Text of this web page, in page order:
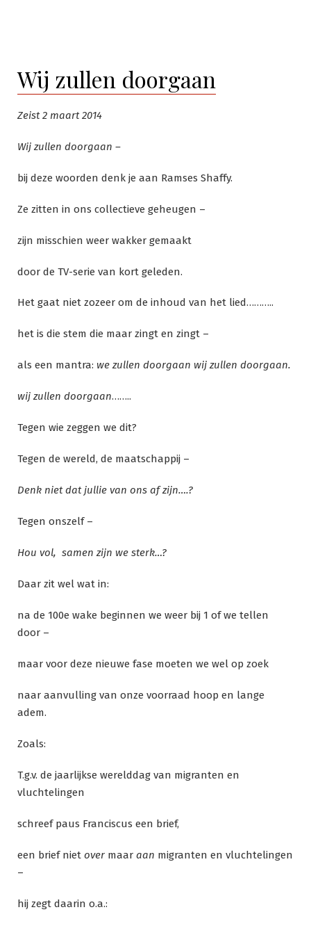
Wij zullen doorgaan
Zeist 2 maart 2014
Wij zullen doorgaan –
bij deze woorden denk je aan Ramses Shaffy.
Ze zitten in ons collectieve geheugen –
zijn misschien weer wakker gemaakt
door de TV-serie van kort geleden.
Het gaat niet zozeer om de inhoud van het lied………..
het is die stem die maar zingt en zingt –
als een mantra: we zullen doorgaan wij zullen doorgaan.
wij zullen doorgaan……..
Tegen wie zeggen we dit?
Tegen de wereld, de maatschappij –
Denk niet dat jullie van ons af zijn….?
Tegen onszelf –
Hou vol, samen zijn we sterk…?
Daar zit wel wat in:
na de 100e wake beginnen we weer bij 1 of we tellen
door –
maar voor deze nieuwe fase moeten we wel op zoek
naar aanvulling van onze voorraad hoop en lange
adem.
Zoals:
T.g.v. de jaarlijkse werelddag van migranten en
vluchtelingen
schreef paus Franciscus een brief,
een brief niet over maar aan migranten en vluchtelingen
–
hij zegt daarin o.a.: